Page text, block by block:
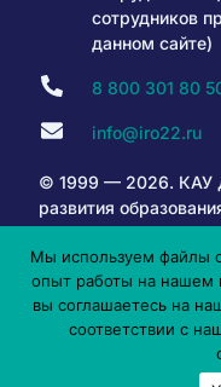
сотрудников
данном сайте)
8 800 301 80
info@iro22.ru
© 1999 — 2026. КАУ
развития
Мы используем файлы
опыт работы на нашем
вы соглашаетесь на
соответствии с